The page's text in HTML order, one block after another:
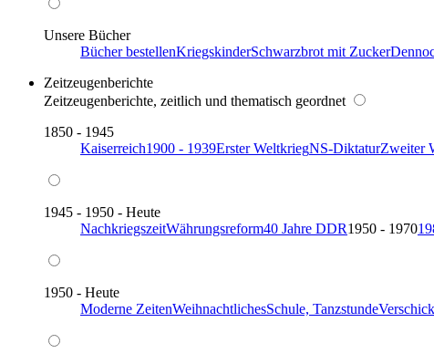
Unsere Bücher
Bücher bestellenKriegskinderSchwarzbrot mit Zucker
Zeitzeugenberichte
Zeitzeugenberichte, zeitlich und thematisch geordnet
1850 - 1945
Kaiserreich1900 - 1939Erster WeltkriegNS-DiktaturZweiter
1945 - 1950 - Heute
NachkriegszeitWährungsreform40 Jahre DDR1950 - 1970
1950 - Heute
Moderne ZeitenWeihnachtlichesSchule, Tanzstunde